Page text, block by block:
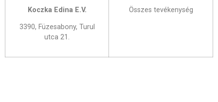
Koczka Edina E.V.
3390, Füzesabony, Turul
utca 21.
Összes tevékenység